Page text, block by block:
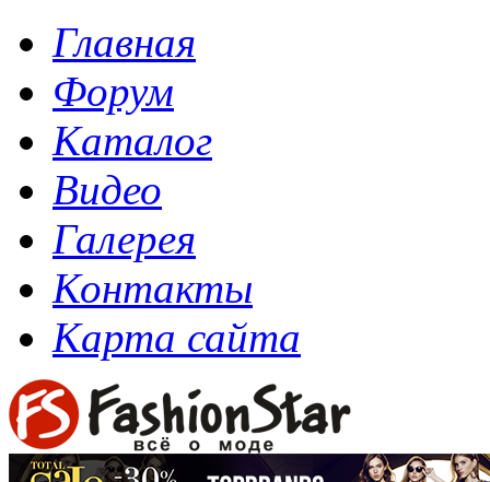
Главная
Форум
Каталог
Видео
Галерея
Контакты
Карта сайта